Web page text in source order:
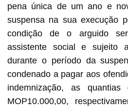
pena única de um ano e
suspensa na sua execução
condição de o arguido
assistente social e sujeito
durante o período da
condenado a pagar aos
indemnização, as
MOP10.000,00,